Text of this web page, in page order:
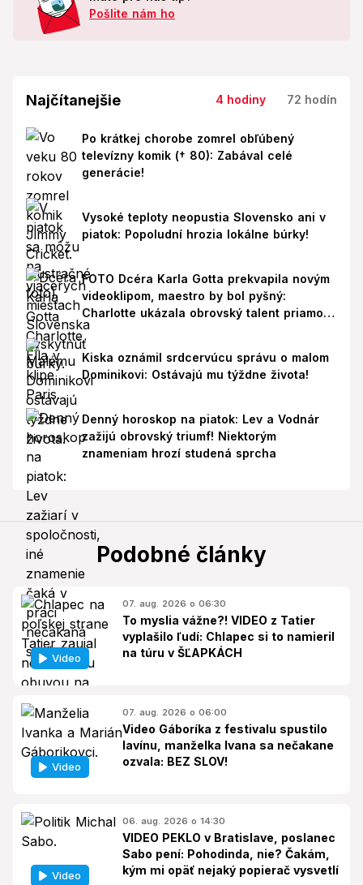
Pošlite nám ho
Najčítanejšie 4 hodiny 72 hodín
Po krátkej chorobe zomrel obľúbený
televízny komik († 80): Zabával celé
generácie!
Vysoké teploty neopustia Slovensko ani v
piatok: Popoludní hrozia lokálne búrky!
FOTO Dcéra Karla Gotta prekvapila novým
videoklipom, maestro by bol pyšný:
Charlotte ukázala obrovský talent priamo v
Paríži!
Kiska oznámil srdcervúcu správu o malom
Dominikovi: Ostávajú mu týždne života!
Denný horoskop na piatok: Lev a Vodnár
zažijú obrovský triumf! Niektorým
znameniam hrozí studená sprcha
Podobné články
Video
07. aug. 2026 o 06:30
To myslia vážne?! VIDEO z Tatier
vyplašilo ľudí: Chlapec si to namieril
na túru v ŠĽAPKÁCH
Video
07. aug. 2026 o 06:00
Video Gáboríka z festivalu spustilo
lavínu, manželka Ivana sa nečakane
ozvala: BEZ SLOV!
Video
06. aug. 2026 o 14:30
VIDEO PEKLO v Bratislave, poslanec
Sabo pení: Pohodinda, nie? Čakám,
kým mi opäť nejaký popierač vysvetlí